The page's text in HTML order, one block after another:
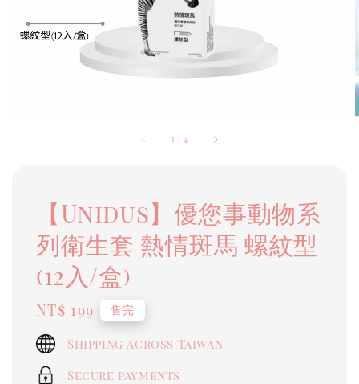
1 / 4
【Unidus】優您事動物系
列衛生套 熱情斑馬 螺紋型
(12入/盒)
Regular
price
NT$ 199 售完
Shipping across Taiwan
Secure payments